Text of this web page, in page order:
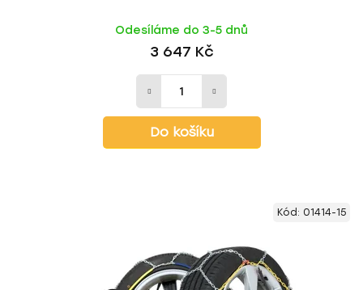
Odesíláme do 3-5 dnů
3 647 Kč
Do košíku
Kód: 01414-15